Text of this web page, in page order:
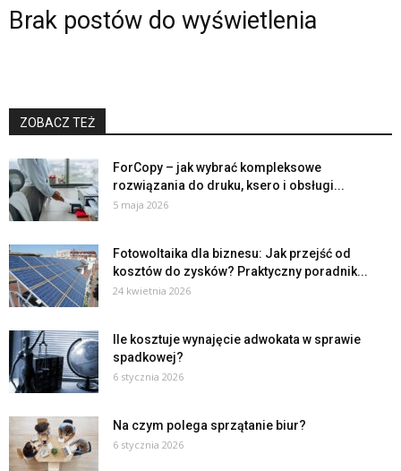
Brak postów do wyświetlenia
ZOBACZ TEŻ
ForCopy – jak wybrać kompleksowe
rozwiązania do druku, ksero i obsługi...
5 maja 2026
Fotowoltaika dla biznesu: Jak przejść od
kosztów do zysków? Praktyczny poradnik...
24 kwietnia 2026
Ile kosztuje wynajęcie adwokata w sprawie
spadkowej?
6 stycznia 2026
Na czym polega sprzątanie biur?
6 stycznia 2026